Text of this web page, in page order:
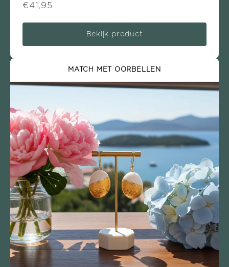
€41,95
Bekijk product
MATCH MET OORBELLEN